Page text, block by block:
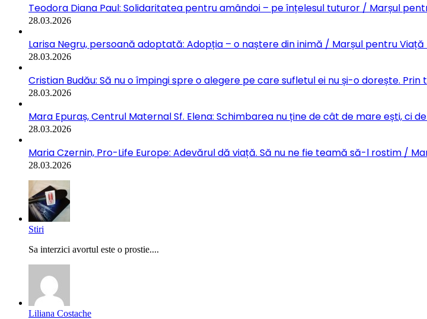
Teodora Diana Paul: Solidaritatea pentru amândoi – pe înțelesul tuturor / Marșul
28.03.2026
Larisa Negru, persoană adoptată: Adopția – o naștere din inimă / Marșul pentru Viață
28.03.2026
Cristian Budău: Să nu o împingi spre o alegere pe care sufletul ei nu și-o dorește.
28.03.2026
Mara Epuraș, Centrul Maternal Sf. Elena: Schimbarea nu ține de cât de mare ești, ci
28.03.2026
Maria Czernin, Pro-Life Europe: Adevărul dă viață. Să nu ne fie teamă să-l rostim /
28.03.2026
Stiri
Sa interzici avortul este o prostie....
Liliana Costache